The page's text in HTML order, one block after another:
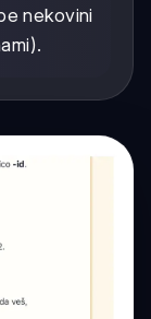
nekovini